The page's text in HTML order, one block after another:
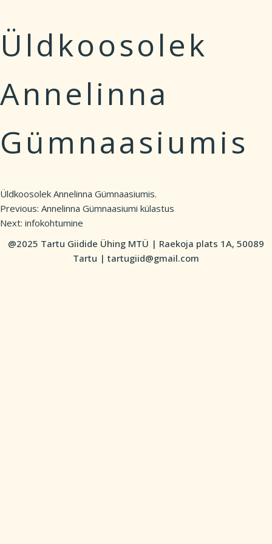
Üldkoosolek
Annelinna
Gümnaasiumis
Üldkoosolek Annelinna Gümnaasiumis.
Post
navigation
Previous: Annelinna Gümnaasiumi külastus
Next: infokohtumine
@2025 Tartu Giidide Ühing MTÜ | Raekoja plats 1A, 50089
Tartu | tartugiid@gmail.com